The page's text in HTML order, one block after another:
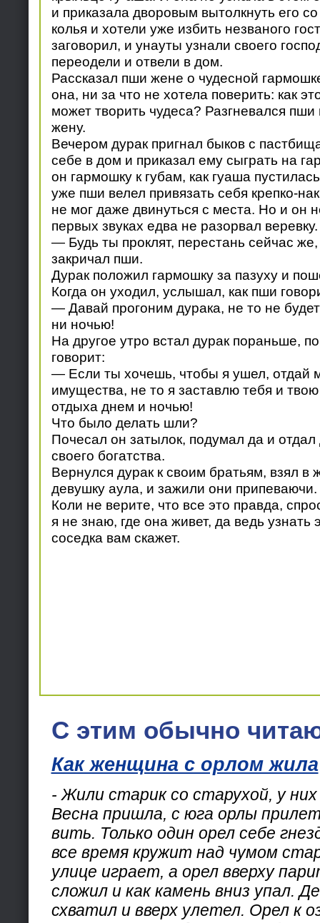
и приказала дворовым вытолкнуть его
колья и хотели уже избить незваного
заговорил, и унауты узнали своего
переодели и отвели в дом.
Рассказал пши жене о чудесной
она, ни за что не хотела поверить: как
может творить чудеса? Разгневался
жену.
Вечером дурак пригнал быков с
себе в дом и приказал ему сыграть на
он гармошку к губам, как гуаша
уже пши велел привязать себя крепко-
не мог даже двинуться с места. Но и он
первых звуках едва не разорвал веревку.
— Будь ты проклят, перестань сейчас
закричал пши.
Дурак положил гармошку за пазуху и
Когда он уходил, услышал, как пши
— Давай прогоним дурака, не то не
ни ночью!
На другое утро встал дурак пораньше,
говорит:
— Если ты хочешь, чтобы я ушел, отдай
имущества, не то я заставлю тебя и
отдыха днем и ночью!
Что было делать шли?
Почесал он затылок, подумал да и отдал
своего богатства.
Вернулся дурак к своим братьям, взял
девушку аула, и зажили они припеваючи.
Коли не верите, что все это правда,
я не знаю, где она живет, да ведь
соседка вам скажет.
С этим обычно
Как женщина с орлом жила
- Жили старик со старухой, у
Весна пришла, с юга орлы
вить. Только один орел себе
все время кружит над чумом
улице играет, а орел вверху
сложил и как камень вниз упал.
схватил и вверх улетел. Орел к